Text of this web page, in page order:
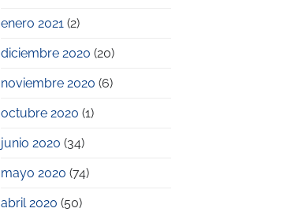
enero 2021(2)
diciembre 2020 (20)
noviembre 2020 (6)
octubre 2020 (1)
junio 2020 (34)
mayo 2020 (74)
abril 2020 (50)